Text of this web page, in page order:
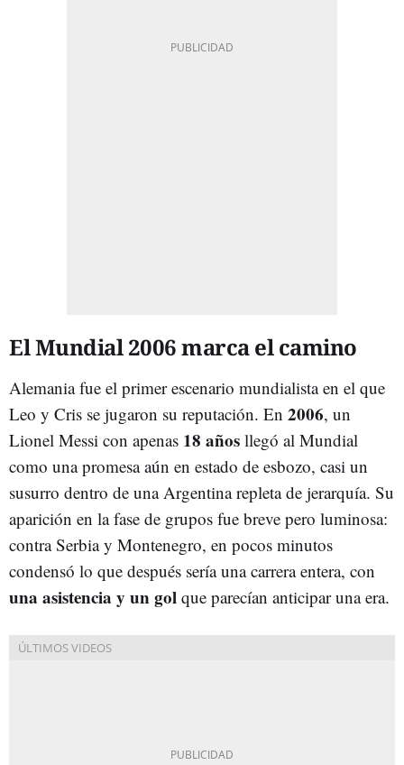
El Mundial 2006 marca el camino
Alemania fue el primer escenario mundialista en el que
Leo y Cris se jugaron su reputación. En 2006, un
Lionel Messi con apenas 18 años llegó al Mundial
como una promesa aún en estado de esbozo, casi un
susurro dentro de una Argentina repleta de jerarquía. Su
aparición en la fase de grupos fue breve pero luminosa:
contra Serbia y Montenegro, en pocos minutos
condensó lo que después sería una carrera entera, con
una asistencia y un gol que parecían anticipar una era.